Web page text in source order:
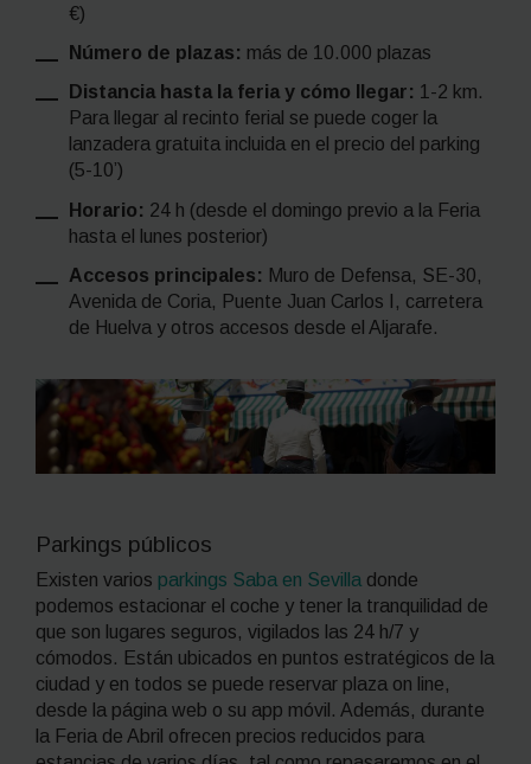
€)
Número de plazas: más de 10.000 plazas
Distancia hasta la feria y cómo llegar: 1-2 km.
Para llegar al recinto ferial se puede coger la
lanzadera gratuita incluida en el precio del parking
(5-10’)
Horario: 24 h (desde el domingo previo a la Feria
hasta el lunes posterior)
Accesos principales: Muro de Defensa, SE-30,
Avenida de Coria, Puente Juan Carlos I, carretera
de Huelva y otros accesos desde el Aljarafe.
Parkings públicos
Existen varios parkings Saba en Sevilla donde
podemos estacionar el coche y tener la tranquilidad de
que son lugares seguros, vigilados las 24 h/7 y
cómodos. Están ubicados en puntos estratégicos de la
ciudad y en todos se puede reservar plaza on line,
desde la página web o su app móvil. Además, durante
la Feria de Abril ofrecen precios reducidos para